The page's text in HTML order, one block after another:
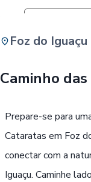
Foz do Iguaçu
Caminho
Prepare-se para
Cataratas em Foz
conectar com a
Iguaçu. Caminhe